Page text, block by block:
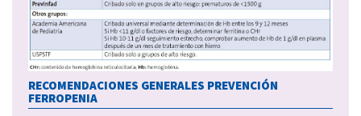
RECOMENDACIONES GENERALES PREVENCIÓN
FERROPENIA